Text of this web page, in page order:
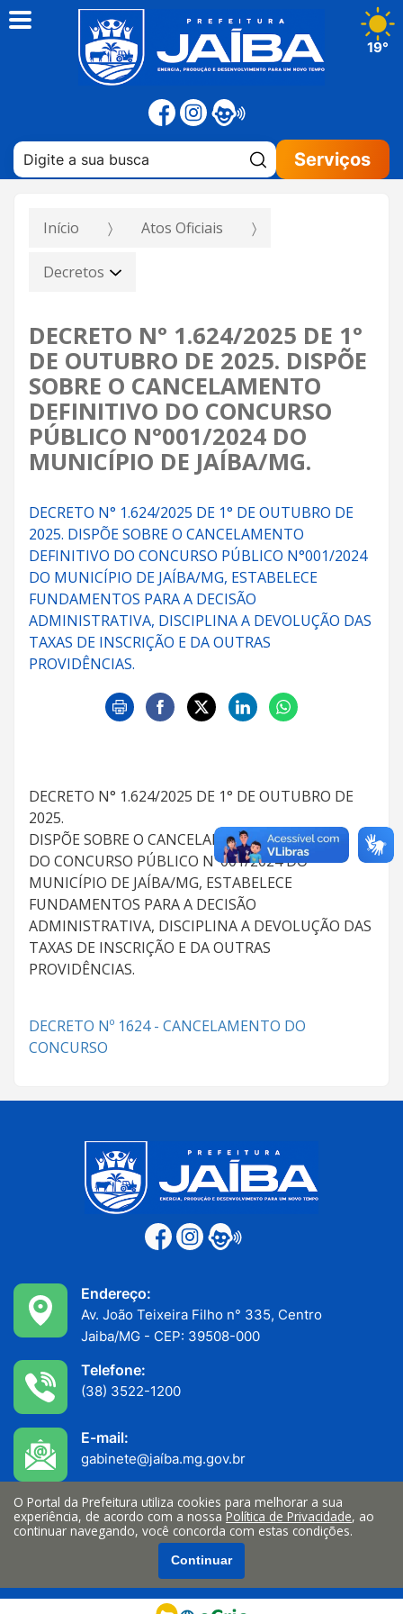
Pesquisar:
Serviços
19°
Início Atos Oficiais
Decretos
DECRETO N° 1.624/2025 DE 1°
DE OUTUBRO DE 2025. DISPÕE
SOBRE O CANCELAMENTO
DEFINITIVO DO CONCURSO
PÚBLICO N°001/2024 DO
MUNICÍPIO DE JAÍBA/MG.
DECRETO N° 1.624/2025 DE 1° DE OUTUBRO DE
2025. DISPÕE SOBRE O CANCELAMENTO
DEFINITIVO DO CONCURSO PÚBLICO N°001/2024
DO MUNICÍPIO DE JAÍBA/MG, ESTABELECE
FUNDAMENTOS PARA A DECISÃO
ADMINISTRATIVA, DISCIPLINA A DEVOLUÇÃO DAS
TAXAS DE INSCRIÇÃO E DA OUTRAS
PROVIDÊNCIAS.
DECRETO N° 1.624/2025 DE 1° DE OUTUBRO DE
2025.
DISPÕE SOBRE O CANCELAMENTO DEFINITIVO
DO CONCURSO PÚBLICO N°001/2024 DO
MUNICÍPIO DE JAÍBA/MG, ESTABELECE
FUNDAMENTOS PARA A DECISÃO
ADMINISTRATIVA, DISCIPLINA A DEVOLUÇÃO DAS
TAXAS DE INSCRIÇÃO E DA OUTRAS
PROVIDÊNCIAS.
DECRETO Nº 1624 - CANCELAMENTO DO
CONCURSO
Endereço:
Av. João Teixeira Filho n° 335, Centro
Jaiba/MG - CEP: 39508-000
Telefone:
(38) 3522-1200
E-mail:
gabinete@jaíba.mg.gov.br
Funcionamento:
Atendimento ao público: 7h às 11h
Serviços internos: 13h às 17h
O Portal da Prefeitura utiliza cookies para melhorar a sua
experiência, de acordo com a nossa Política de Privacidade, ao
continuar navegando, você concorda com estas condições.
Continuar